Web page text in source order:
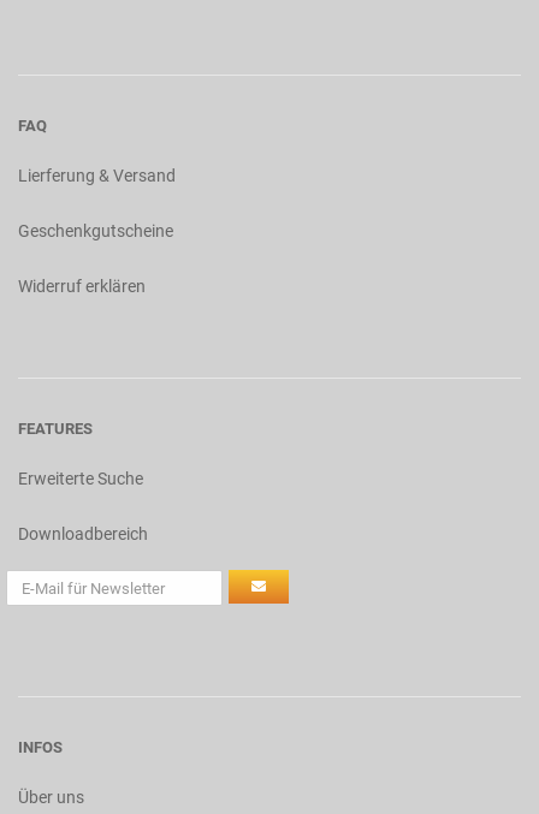
FAQ
Lierferung & Versand
Geschenkgutscheine
Widerruf erklären
FEATURES
Erweiterte Suche
Downloadbereich
INFOS
Über uns